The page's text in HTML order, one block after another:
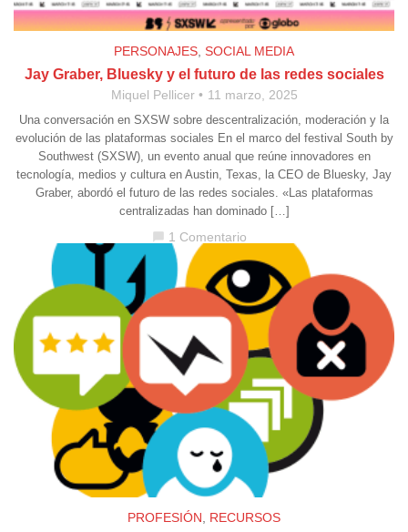
PERSONAJES, SOCIAL MEDIA
Jay Graber, Bluesky y el futuro de las redes sociales
Miquel Pellicer 11 marzo, 2025
Una conversación en SXSW sobre descentralización, moderación y la
evolución de las plataformas sociales En el marco del festival South by
Southwest (SXSW), un evento anual que reúne innovadores en
tecnología, medios y cultura en Austin, Texas, la CEO de Bluesky, Jay
Graber, abordó el futuro de las redes sociales. «Las plataformas
centralizadas han dominado […]
chat_bubble 1 Comentario
PROFESIÓN RECURSOS